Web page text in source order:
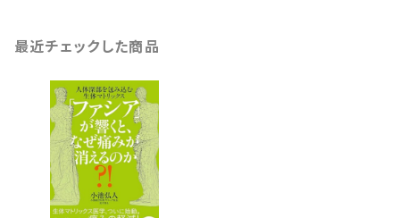
最近チェックした商品